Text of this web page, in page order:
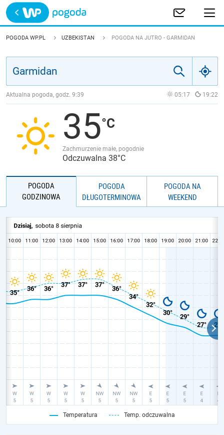
Trwa ładowanie
POLSKA
JAKOŚĆ POWIETRZA
POGODA WP.PL UZBEKISTAN POGODA NA JUTRO - GARMIDAN
Aktualna pogoda, godz. 9:39 05:17 19:22
35
Zachmurzenie małe, pogodnie
Odczuwalna 38°C
POGODA
GODZINOWA
POGODA
DŁUGOTERMINOWA
POGODA NA
WEEKEND
Temperatura Temp. odczuwalna